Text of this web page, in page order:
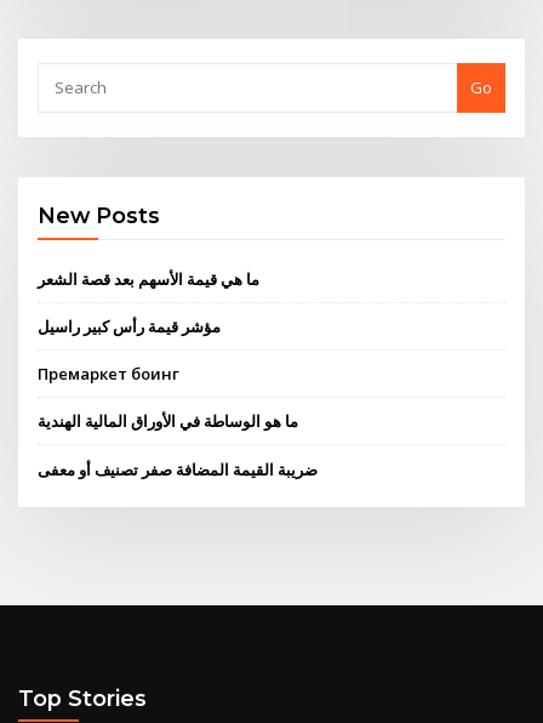
Go
New Posts
ما هي قيمة الأسهم بعد قصة الشعر
مؤشر قيمة رأس كبير راسيل
Премаркет боинг
ما هو الوساطة في الأوراق المالية الهندية
ضريبة القيمة المضافة صفر تصنيف أو معفى
Top Stories